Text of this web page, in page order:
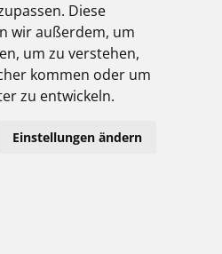
Diese
wir außerdem, um
um zu verstehen,
kommen oder um
zu entwickeln.
Einstellungen ändern